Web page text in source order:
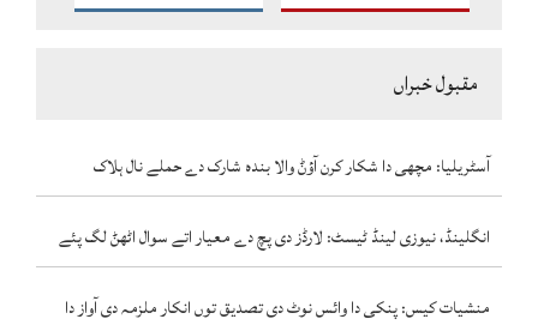
مقبول خبراں
آسٹریلیا: مچھی دا شکار کرن آؤݨ والا بندہ شارک دے حملے نال ہلاک
انگلینڈ، نیوزی لینڈ ٹیسٹ: لارڈز دی پچ دے معیار اتے سوال اٹھݨ لگ پئے
منشیات کیس: پنکی دا وائس نوٹ دی تصدیق توں انکار ملزمہ دی آواز دا